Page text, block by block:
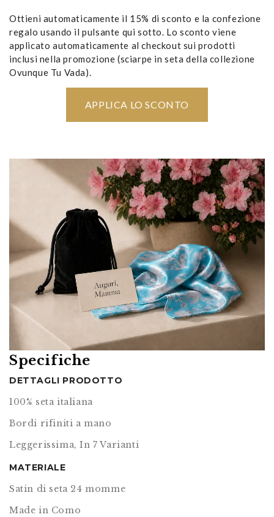
Ottieni automaticamente il 15% di sconto e la confezione
regalo usando il pulsante qui sotto. Lo sconto viene
applicato automaticamente al checkout sui prodotti
inclusi nella promozione (sciarpe in seta della collezione
Ovunque Tu Vada).
APPLICA LO SCONTO
Specifiche
DETTAGLI PRODOTTO
100% seta italiana
Bordi rifiniti a mano
Leggerissima, In 7 Varianti
MATERIALE
Satin di seta 24 momme
Made in Como